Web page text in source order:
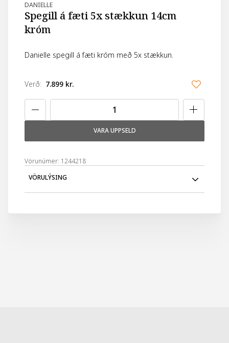
DANIELLE
Spegill á fæti 5x stækkun 14cm
króm
Danielle spegill á fæti króm með 5x stækkun.
Verð: 7.899 kr.
VARA UPPSELD
Vörunúmer: 1244218
VÖRULÝSING
25cm á hæð en spegill er 14,5cm að ummáli.